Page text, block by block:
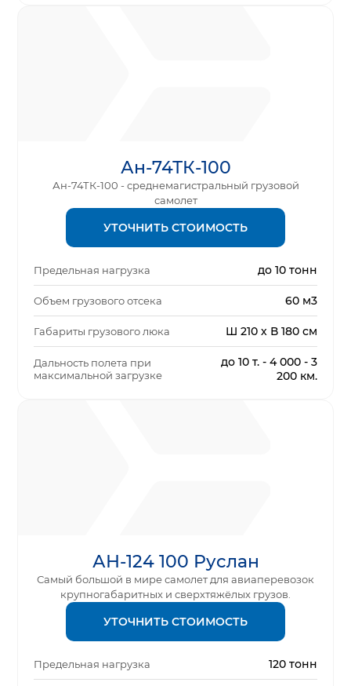
Ан-74ТК-100
Ан-74ТК-100 - среднемагистральный грузовой
самолет
УТОЧНИТЬ СТОИМОСТЬ
Предельная нагрузка до 10 тонн
Объем грузового отсека 60 м3
Габариты грузового люка Ш 210 х В 180 см
Дальность полета при
максимальной загрузке
до 10 т. - 4 000 - 3
200 км.
АН-124 100 Руслан
Самый большой в мире самолет для авиаперевозок
крупногабаритных и сверхтяжёлых грузов.
УТОЧНИТЬ СТОИМОСТЬ
Предельная нагрузка 120 тонн